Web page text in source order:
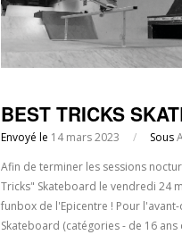
BEST TRICKS
Envoyé le 14 mars 2023 / Sous
Afin de terminer les sessions
Tricks" Skateboard le vendredi 24
funbox de l'Epicentre ! Pour l'avant-
Skateboard (catégories - de 16 ans